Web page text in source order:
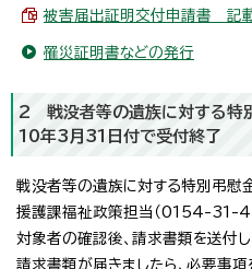
被害届出証明交付申請書 記
罹災証明書などの発行
2 戦没者等の遺族に対する
10年3月31日付で受付終了
戦没者等の遺族に対する特別弔慰
援護課福祉政策担当（0154-31-
対象者の確認後、請求書類を送付し
請求書類が届きましたら、必要事